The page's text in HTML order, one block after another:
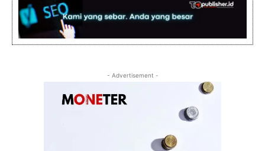
- Advertisement -